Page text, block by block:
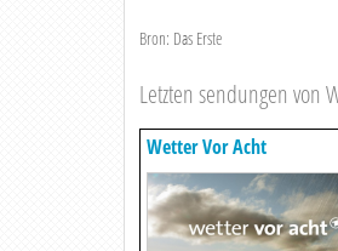
Bron: Das Erste
Letzten sendungen von
Wetter Vor Acht